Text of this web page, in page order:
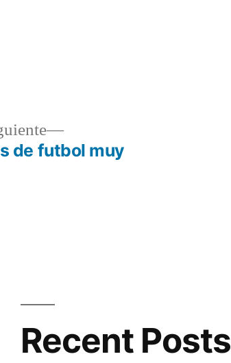
Entrada
siguiente:
de futbol muy
Recent Posts